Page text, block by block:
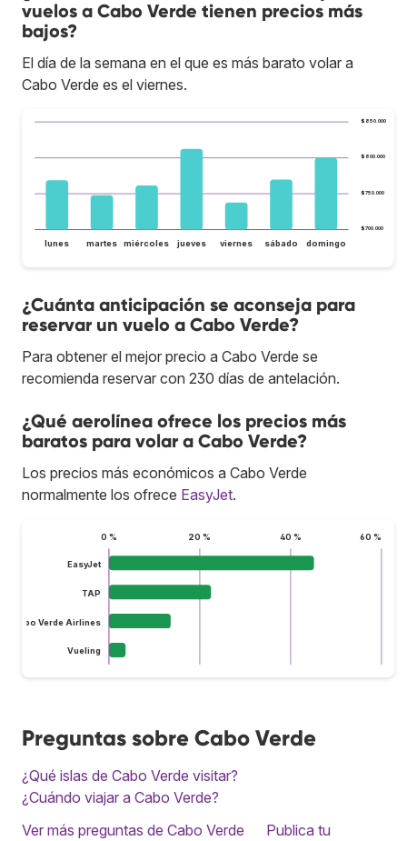
vuelos a Cabo Verde tienen precios más
bajos?
El día de la semana en el que es más barato volar a
Cabo Verde es el viernes.
$700.000
$750.000
$800.000
$850.000
lunes martes miércoles jueves viernes sábado domingo
¿Cuánta anticipación se aconseja para
reservar un vuelo a Cabo Verde?
Para obtener el mejor precio a Cabo Verde se
recomienda reservar con 230 días de antelación.
¿Qué aerolínea ofrece los precios más
baratos para volar a Cabo Verde?
Los precios más económicos a Cabo Verde
normalmente los ofrece EasyJet.
0 % 20 % 40 % 60 %
EasyJet
TAP
Cabo Verde Airlines
Vueling
Preguntas sobre Cabo Verde
¿Qué islas de Cabo Verde visitar?
¿Cuándo viajar a Cabo Verde?
Ver más preguntas de Cabo Verde
Publica tu